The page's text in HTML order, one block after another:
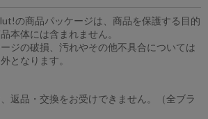
の商品パッケージは、商品を保護する目的
本体には含まれません。
ジの破損、汚れやその他不具合については
となります。
返品・交換をお受けできません。（全ブラ